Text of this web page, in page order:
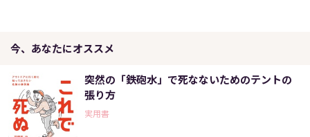
今、あなたにオススメ
突然の「鉄砲水」で死なないためのテントの
張り方
実用書